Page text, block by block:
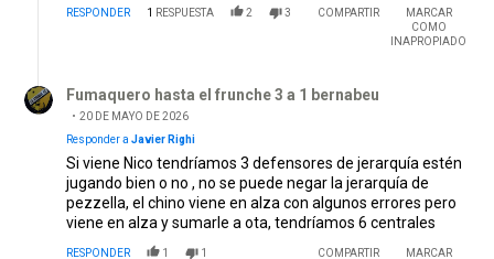
RESPONDER 1 RESPUESTA 2 3 COMPARTIR
MARCAR
COMO
INAPROPIADO
Fumaquero hasta el frunche 3 a 1 bernabeu
20 DE MAYO DE 2026
Responder a Javier Righi
Si viene Nico tendríamos 3 defensores de jerarquía estén
jugando bien o no , no se puede negar la jerarquía de
pezzella, el chino viene en alza con algunos errores pero
viene en alza y sumarle a ota, tendríamos 6 centrales
RESPONDER 1 1 COMPARTIR MARCAR